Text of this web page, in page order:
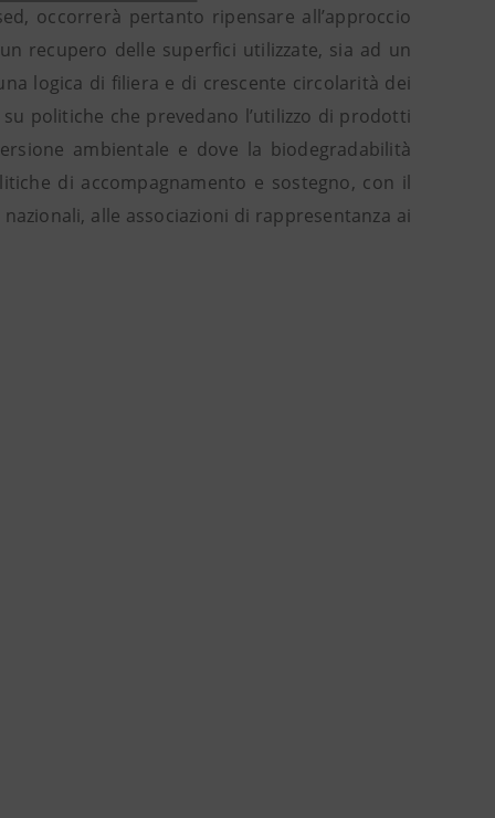
occorrerà pertanto ripensare all’approccio
recupero delle superfici utilizzate, sia ad un
logica di filiera e di crescente circolarità dei
politiche che prevedano l’utilizzo di prodotti
ambientale e dove la biodegradabilità
di accompagnamento e sostegno, con il
alle associazioni di rappresentanza ai